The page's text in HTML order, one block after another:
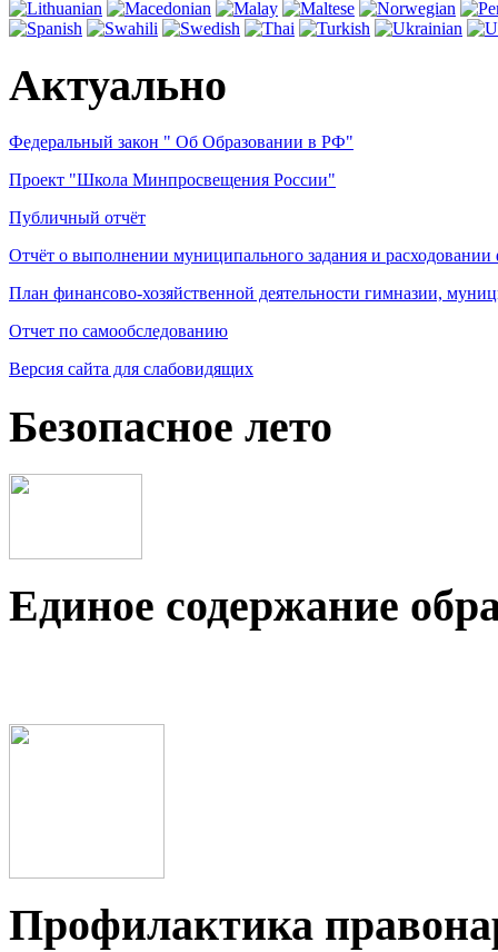
Актуально
Федеральный закон " Об Образовании в РФ"
Проект "Школа Минпросвещения России"
Публичный отчёт
Отчёт о выполнении муниципального задания и
План финансово-хозяйственной деятельности гимназии,
Отчет по самообследованию
Версия сайта для слабовидящих
Безопасное лето
Единое содержание
Профилактика